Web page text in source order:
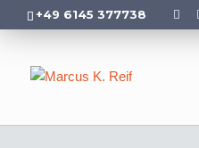
+49 6145 377738